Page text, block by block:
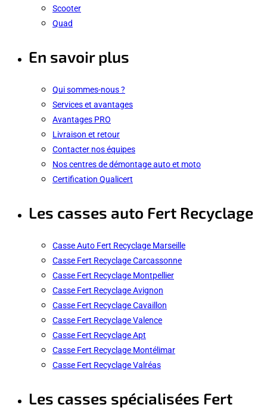
Scooter
Quad
En savoir plus
Qui sommes-nous ?
Services et avantages
Avantages PRO
Livraison et retour
Contacter nos équipes
Nos centres de démontage auto et moto
Certification Qualicert
Les casses auto Fert Recyclage
Casse Auto Fert Recyclage Marseille
Casse Fert Recyclage Carcassonne
Casse Fert Recyclage Montpellier
Casse Fert Recyclage Avignon
Casse Fert Recyclage Cavaillon
Casse Fert Recyclage Valence
Casse Fert Recyclage Apt
Casse Fert Recyclage Montélimar
Casse Fert Recyclage Valréas
Les casses spécialisées Fert